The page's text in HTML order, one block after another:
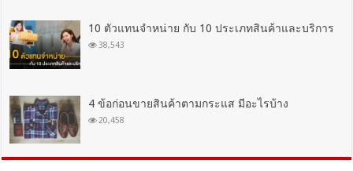
10 ตัวแทนจำหน่าย กับ 10 ประเภทสินค้าและบริการ
38,543
4 ข้อก่อนขายสินค้าตามกระแส มีอะไรบ้าง
20,458